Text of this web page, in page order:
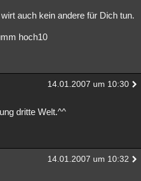
auch kein andere für Dich tun.
hoch10
14.01.2007 um 10:30
dritte Welt.^^
14.01.2007 um 10:32